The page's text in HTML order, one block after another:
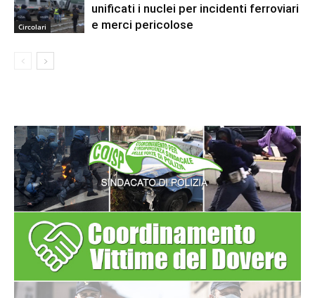
Circolari
unificati i nuclei per incidenti ferroviari
e merci pericolose